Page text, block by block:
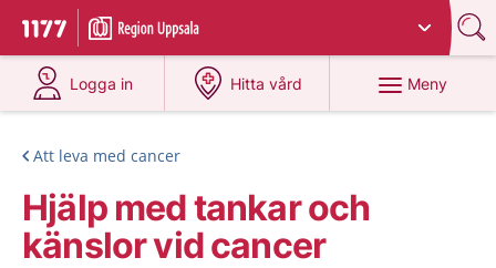
Till startsidan för 1177
Du har valt region
Logga in
på 1177.se
Hitta vård
på 1177.se
Meny
Att leva med cancer
Hjälp med tankar och
känslor vid cancer